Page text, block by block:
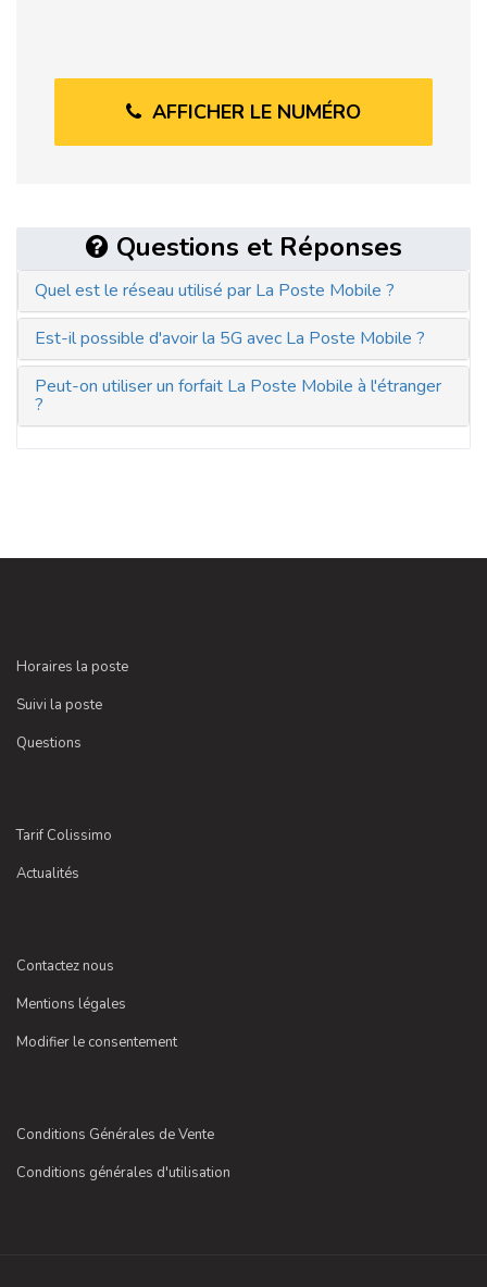
AFFICHER LE NUMÉRO
Questions et Réponses
Quel est le réseau utilisé par La Poste Mobile ?
Est-il possible d'avoir la 5G avec La Poste Mobile ?
Peut-on utiliser un forfait La Poste Mobile à l'étranger
?
Horaires la poste
Suivi la poste
Questions
Tarif Colissimo
Actualités
Contactez nous
Mentions légales
Modifier le consentement
Conditions Générales de Vente
Conditions générales d'utilisation